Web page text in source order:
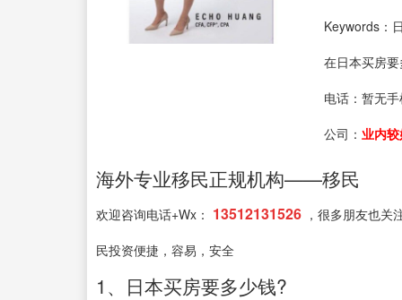
Keywords：
在日本买房
电话：暂无
公司：业内
海外专业移民正规机构——移民
欢迎咨询电话+Wx： 13512131526 ，很多朋友也
民投资便捷，容易，安全
1、日本买房要多少钱?